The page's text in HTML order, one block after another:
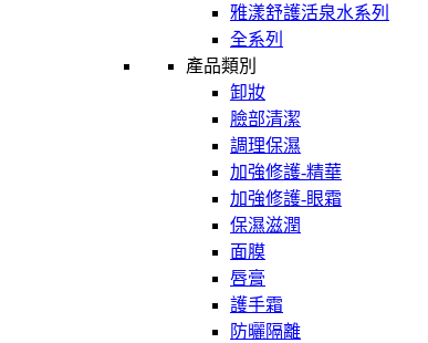
雅漾舒護活泉水系列
全系列
產品類別
卸妝
臉部清潔
調理保濕
加強修護-精華
加強修護-眼霜
保濕滋潤
面膜
唇膏
護手霜
防曬隔離